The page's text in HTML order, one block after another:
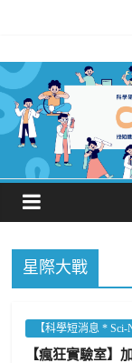
星際大戰
【科學短消息 * Sci-
【瘋狂實驗室】